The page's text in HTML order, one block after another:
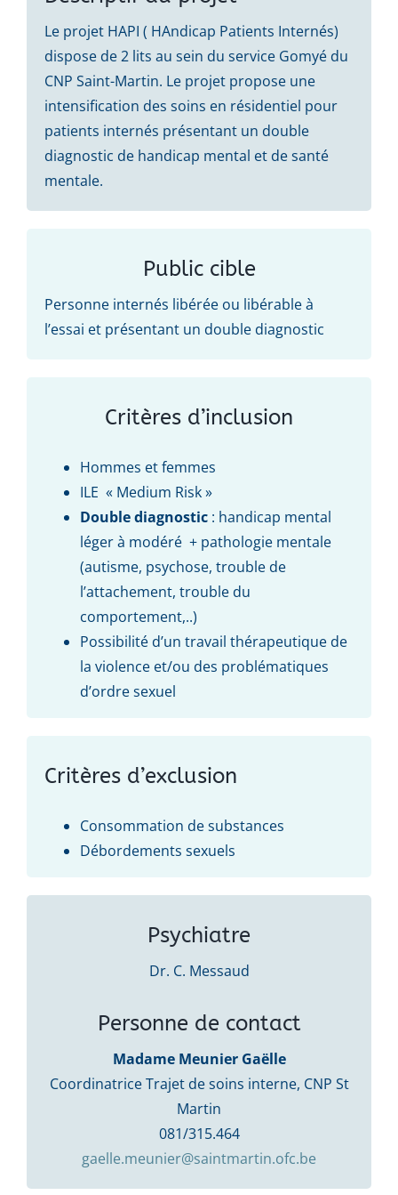
Le projet HAPI ( HAndicap Patients Internés)
dispose de 2 lits au sein du service Gomyé du
CNP Saint-Martin. Le projet propose une
intensification des soins en résidentiel pour
patients internés présentant un double
diagnostic de handicap mental et de santé
mentale.
Public cible
Personne internés libérée ou libérable à
l’essai et présentant un double diagnostic
Critères d’inclusion
Hommes et femmes
ILE « Medium Risk »
Double diagnostic: handicap mental
léger à modéré + pathologie mentale
(autisme, psychose, trouble de
l’attachement, trouble du
comportement,..)
Possibilité d’un travail thérapeutique de
la violence et/ou des problématiques
d’ordre sexuel
Critères d’exclusion
Consommation de substances
Débordements sexuels
Psychiatre
Dr. C. Messaud
Personne de contact
Madame Meunier Gaëlle
Coordinatrice Trajet de soins interne, CNP St
Martin
081/315.464
gaelle.meunier@saintmartin.ofc.be